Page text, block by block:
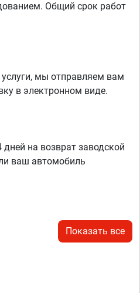
Общий срок работ
мы отправляем вам
в электронном виде.
на возврат заводской
ваш автомобиль
Показать все